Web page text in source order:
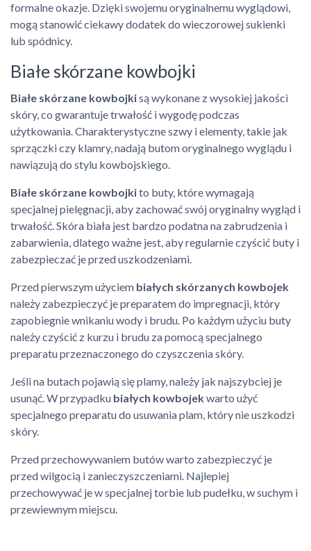
formalne okazje. Dzięki swojemu oryginalnemu wyglądowi,
mogą stanowić ciekawy dodatek do wieczorowej sukienki
lub spódnicy.
Białe skórzane kowbojki
Białe skórzane kowbojkisą wykonane z wysokiej jakości
skóry, co gwarantuje trwałość i wygodę podczas
użytkowania. Charakterystyczne szwy i elementy, takie jak
sprzączki czy klamry, nadają butom oryginalnego wyglądu i
nawiązują do stylu kowbojskiego.
Białe skórzane kowbojkito buty, które wymagają
specjalnej pielęgnacji, aby zachować swój oryginalny wygląd i
trwałość. Skóra biała jest bardzo podatna na zabrudzenia i
zabarwienia, dlatego ważne jest, aby regularnie czyścić buty i
zabezpieczać je przed uszkodzeniami.
Przed pierwszym użyciem białych skórzanych kowbojek
należy zabezpieczyć je preparatem do impregnacji, który
zapobiegnie wnikaniu wody i brudu. Po każdym użyciu buty
należy czyścić z kurzu i brudu za pomocą specjalnego
preparatu przeznaczonego do czyszczenia skóry.
Jeśli na butach pojawią się plamy, należy jak najszybciej je
usunąć. W przypadku białych kowbojekwarto użyć
specjalnego preparatu do usuwania plam, który nie uszkodzi
skóry.
Przed przechowywaniem butów warto zabezpieczyć je
przed wilgocią i zanieczyszczeniami. Najlepiej
przechowywać je w specjalnej torbie lub pudełku, w suchym i
przewiewnym miejscu.